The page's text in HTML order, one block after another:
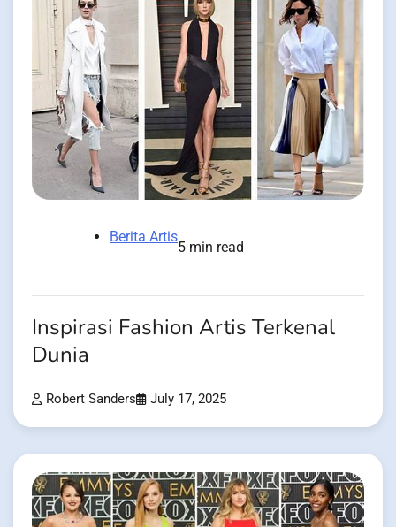
Berita Artis
5 min read
Inspirasi Fashion Artis Terkenal
Dunia
Robert Sanders July 17, 2025